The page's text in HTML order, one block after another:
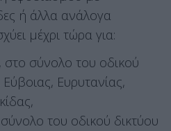
ή άλλα ανάλογα
μέχρι τώρα για:
στο σύνολο του οδικού
Ευρυτανίας,
του οδικού δικτύου